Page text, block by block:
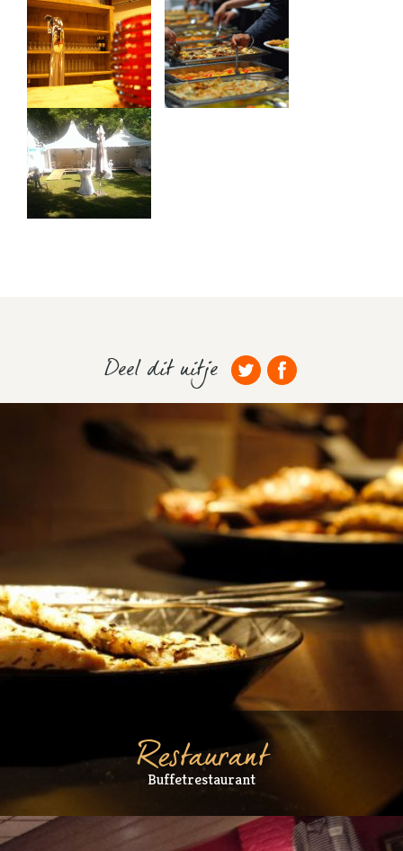
Deel dit uitje
Restaurant
Buffetrestaurant